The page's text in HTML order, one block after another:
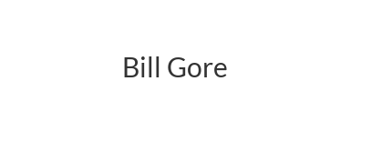
Bill Gore